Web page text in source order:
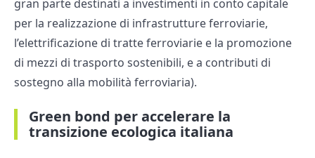
gran parte destinati a investimenti in conto capitale
per la realizzazione di infrastrutture ferroviarie,
l’elettrificazione di tratte ferroviarie e la promozione
di mezzi di trasporto sostenibili, e a contributi di
sostegno alla mobilità ferroviaria).
Green bond per accelerare la
transizione ecologica italiana